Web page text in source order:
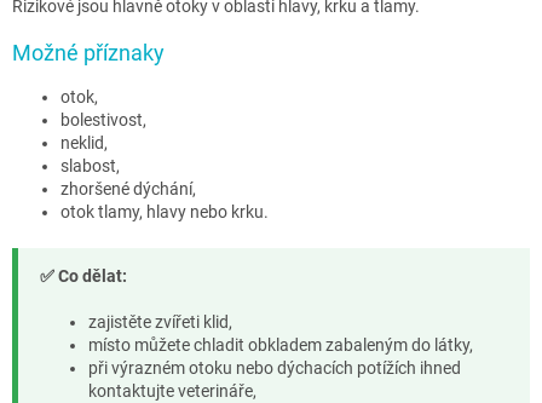
Rizikové jsou hlavně otoky v oblasti hlavy, krku a tlamy.
Možné příznaky
otok,
bolestivost,
neklid,
slabost,
zhoršené dýchání,
otok tlamy, hlavy nebo krku.
✅ Co dělat:
zajistěte zvířeti klid,
místo můžete chladit obkladem zabaleným do látky,
při výrazném otoku nebo dýchacích potížích ihned
kontaktujte veterináře,